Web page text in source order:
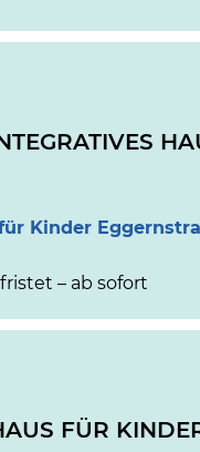
Kinder
– ab sofort
FÜR